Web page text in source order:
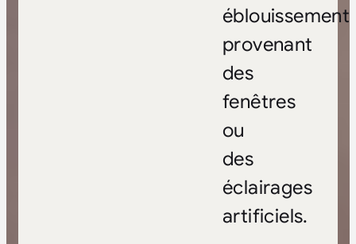
provenant
des
fenêtres
ou
des
éclairages
artificiels.